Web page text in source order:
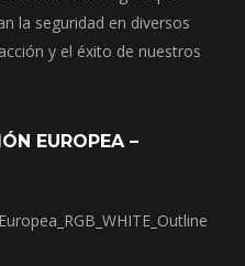
la seguridad en diversos
y el éxito de nuestros
EUROPEA –